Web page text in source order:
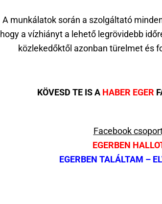
A munkálatok során a szolgáltató
hogy a vízhiányt a lehető legrövidebb
közlekedőktől azonban türelmet és
KÖVESD TE IS A HABER EGER
Facebook
EGERBEN
EGERBEN TALÁLTAM –